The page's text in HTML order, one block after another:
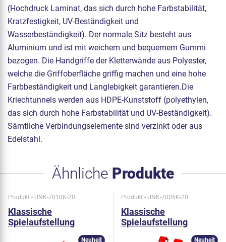
(Hochdruck Laminat, das sich durch hohe Farbstabilität,
Kratzfestigkeit, UV-Beständigkeit und
Wasserbeständigkeit). Der normale Sitz besteht aus
Aluminium und ist mit weichem und bequemem Gummi
bezogen. Die Handgriffe der Kletterwände aus Polyester,
welche die Griffoberfläche griffig machen und eine hohe
Farbbeständigkeit und Langlebigkeit garantieren.Die
Kriechtunnels werden aus HDPE-Kunststoff (polyethylen,
das sich durch hohe Farbstabilität und UV-Beständigkeit).
Sämtliche Verbindungselemente sind verzinkt oder aus
Edelstahl.
Ähnliche Produkte
Produkt - UNK-7010K-20
Klassische
Spielaufstellung
UNK7010K - metall
Neuheit
Produkt - UNK-7005K-20
Klassische
Spielaufstellung
UNK7005K - metall
Neuheit